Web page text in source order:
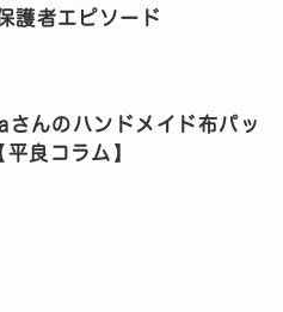
護者エピソード
さんのハンドメイド布パッ
平良コラム】